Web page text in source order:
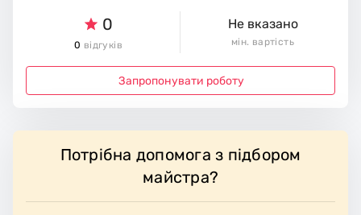
0
0 відгуків
Не вказано
мін. вартість
Запропонувати роботу
Потрібна допомога з підбором
майстра?